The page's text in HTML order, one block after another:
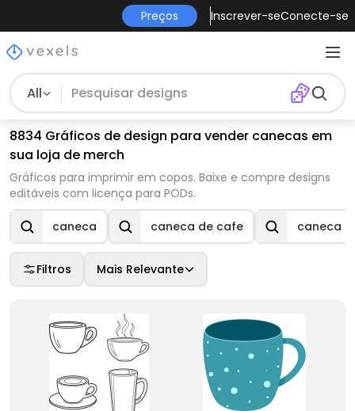
Preços Inscrever-seConecte-se
All
8834 Gráficos de design para vender canecas em
sua loja de merch
Gráficos para imprimir em copos. Baixe e compre designs
editáveis com licença para PODs.
caneca caneca de cafe caneca
Filtros Mais Relevante